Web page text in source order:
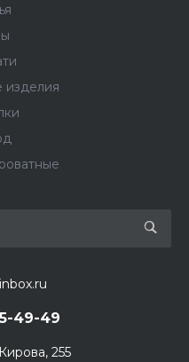
изделия
49-49
255